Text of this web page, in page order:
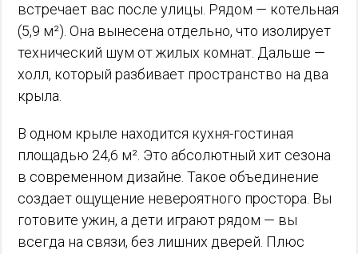
встречает вас после улицы. Рядом — котельная
(5,9 м²). Она вынесена отдельно, что изолирует
технический шум от жилых комнат. Дальше —
холл, который разбивает пространство на два
крыла.
В одном крыле находится кухня-гостиная
площадью 24,6 м². Это абсолютный хит сезона
в современном дизайне. Такое объединение
создает ощущение невероятного простора. Вы
готовите ужин, а дети играют рядом — вы
всегда на связи, без лишних дверей. Плюс